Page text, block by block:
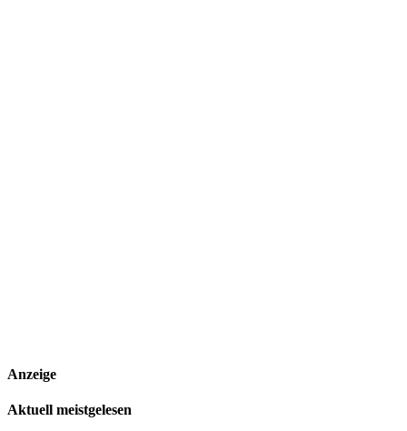
Anzeige
Aktuell meistgelesen